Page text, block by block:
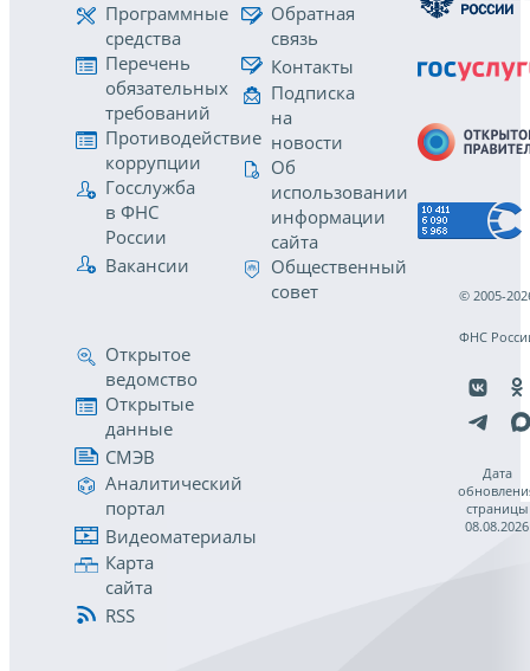
Программные
средства
Перечень
обязательных
требований
Противодействие
коррупции
Госслужба
в ФНС
России
Вакансии
Обратная
связь
Контакты
Подписка
на
новости
Об
использовании
информации
сайта
Общественный
совет
Открытое
ведомство
Открытые
данные
СМЭВ
Аналитический
портал
Видеоматериалы
Карта
сайта
RSS
© 2005-
ФНС
Дата
страницы
08.08.2026